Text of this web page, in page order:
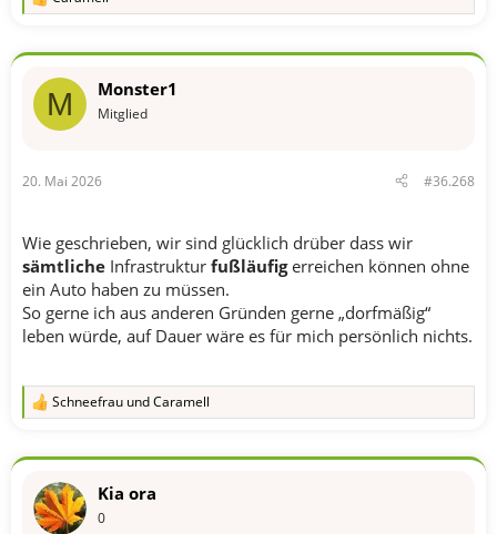
R
k
o
:
M Monster1
Mitglied
20. Mai 2026 #36.268
Wie geschrieben, wir sind glücklich drüber dass wir
sämtliche Infrastruktur fußläufigerreichen können ohne
ein Auto haben zu müssen.
So gerne ich aus anderen Gründen gerne „dorfmäßig“
leben würde, auf Dauer wäre es für mich persönlich nichts.
R
k
o
Schneefrau undCaramell
Kia ora
0